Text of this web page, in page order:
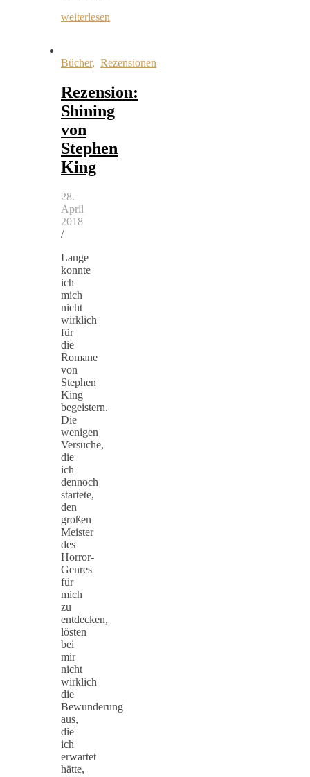
weiterlesen
Bücher, Rezensionen
Rezension:
Shining
von
Stephen
King
28.
April
2018
/
Lange
konnte
ich
mich
nicht
wirklich
für
die
Romane
von
Stephen
King
begeistern.
Die
wenigen
Versuche,
die
ich
dennoch
startete,
den
großen
Meister
des
Horror-
Genres
für
mich
zu
entdecken,
lösten
bei
mir
nicht
wirklich
die
Bewunderung
aus,
die
ich
erwartet
hätte,